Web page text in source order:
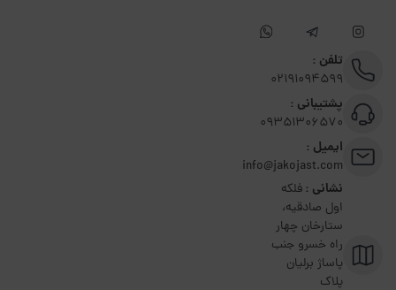
تلفن :
02191094599
پشتیبانی :
09351306570
ایمیل :
info@jakojast.com
نشانی :فلکه
اول صادقیه،
ستارخان چهار
راه خسرو جنب
پاساژ برلیان
پلاک